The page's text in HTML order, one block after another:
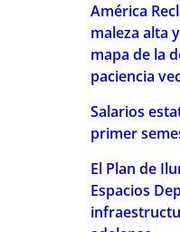
América
maleza alta
mapa de la
paciencia
Salarios
primer
El Plan de
Espacios